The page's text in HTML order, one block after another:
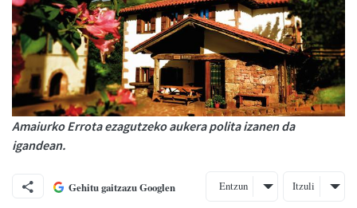
Amaiurko Errota ezagutzeko aukera polita izanen da
igandean.
Gehitu gaitzazu Googlen Entzun Itzuli